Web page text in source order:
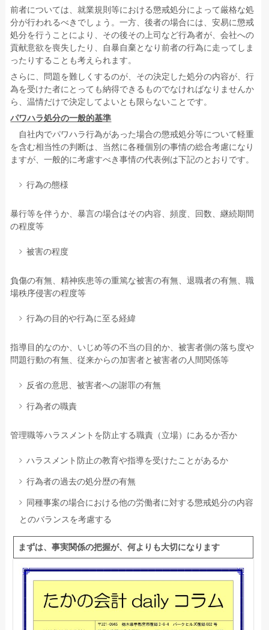
前者については、就業規則等における懲戒処分によって厳格な処
分が行われるべきでしょう。一方、後者の場合には、安易に懲戒
処分を行うことにより、その後その上司など行為者が、会社への
貢献意欲を喪失したり、自暴自棄となり前者の行為に走ってしま
ったりすることも考えられます。
さらに、問題を難しくするのが、その決定した処分の内容が、行
為を受けた者にとっても納得できるものでなければなりませんか
ら、温情だけで決定してよいとも限らないことです。
パワハラ処分の一般的基準
自社内でパワハラ行為があった場合の懲戒処分等について軽重
を含む相当性の判断は、当然に各種個別の事情の総合考慮になり
ますが、一般的に考慮すべき事情の代表例は下記のとおりです。
行為の態様
暴行等を伴うか、暴言の場合はその内容、頻度、回数、継続期間
の程度等
被害の程度
負傷の有無、精神疾患等の重篤な被害の有無、退職者の有無、職
場秩序侵害の程度等
行為の目的や行為に至る経緯
指導目的なのか、いじめ等の不当の目的か、被害者側の落ち度や
問題行動の有無、従来からの加害者と被害者の人間関係等
反省の意思、被害者への謝罪の有無
行為者の職責
管理職等ハラスメントを防止する職責（立場）にあるか否か
ハラスメント防止の教育や指導を受けたことがあるか
行為者の過去の処分歴の有無
同種事案の場合における他の労働者に対する懲戒処分の内容
とのバランスを考慮する
まずは、事実関係の把握が、何よりも大切になります